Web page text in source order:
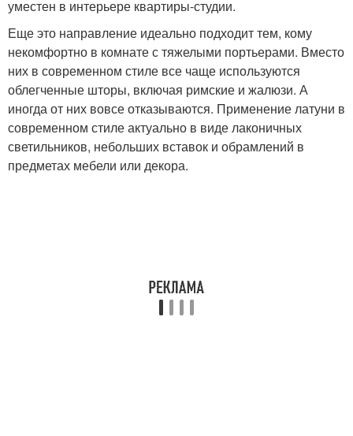
уместен в интерьере квартиры-студии.
Еще это направление идеально подходит тем, кому
некомфортно в комнате с тяжелыми портьерами. Вместо
них в современном стиле все чаще используются
облегченные шторы, включая римские и жалюзи. А
иногда от них вовсе отказываются. Применение латуни в
современном стиле актуально в виде лаконичных
светильников, небольших вставок и обрамлений в
предметах мебели или декора.